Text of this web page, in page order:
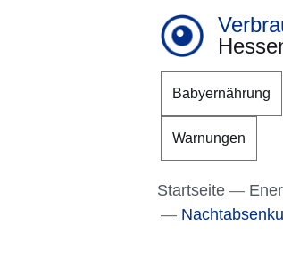
Direkt
Direkt
Direkt
Babyernährung
Warnungen
Startseite